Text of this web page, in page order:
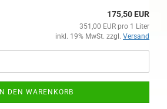
175,50 EUR
351,00 EUR pro 1 Liter
inkl. 19% MwSt. zzgl. Versand
IN DEN WARENKORB